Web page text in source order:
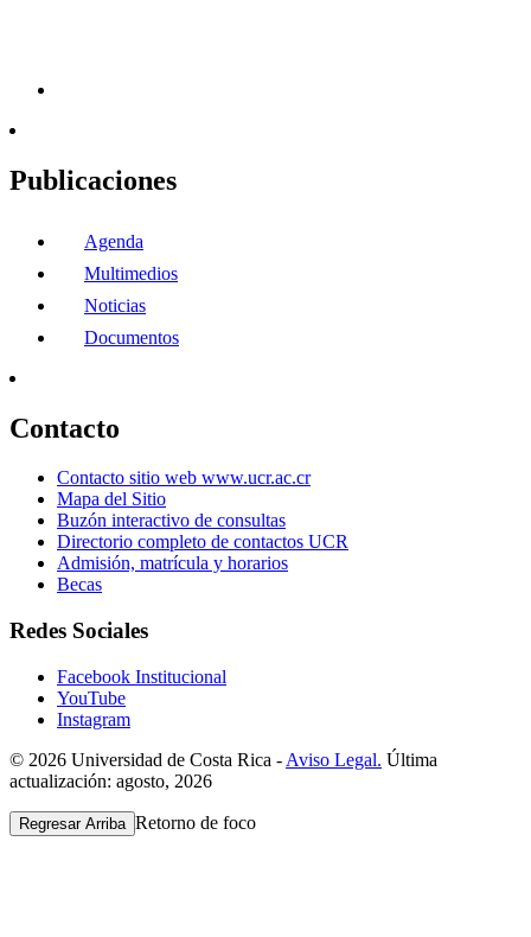
Publicaciones
Agenda
Multimedios
Noticias
Documentos
Contacto
Contacto sitio web www.ucr.ac.cr
Mapa del Sitio
Buzón interactivo de consultas
Directorio completo de contactos UCR
Admisión, matrícula y horarios
Becas
Redes Sociales
Facebook Institucional
YouTube
Instagram
© 2026 Universidad de Costa Rica - Aviso Legal. Última
actualización: agosto, 2026
Regresar Arriba Retorno de foco